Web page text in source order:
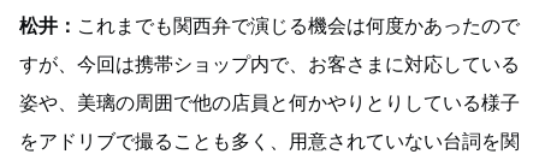
松井： これまでも関西弁で演じる機会は何度かあったので
すが、今回は携帯ショップ内で、お客さまに対応している
姿や、美璃の周囲で他の店員と何かやりとりしている様子
をアドリブで撮ることも多く、用意されていない台詞を関